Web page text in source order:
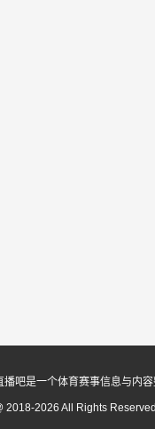
吧是一个体育赛事信息与内
2018-2026 All Rights